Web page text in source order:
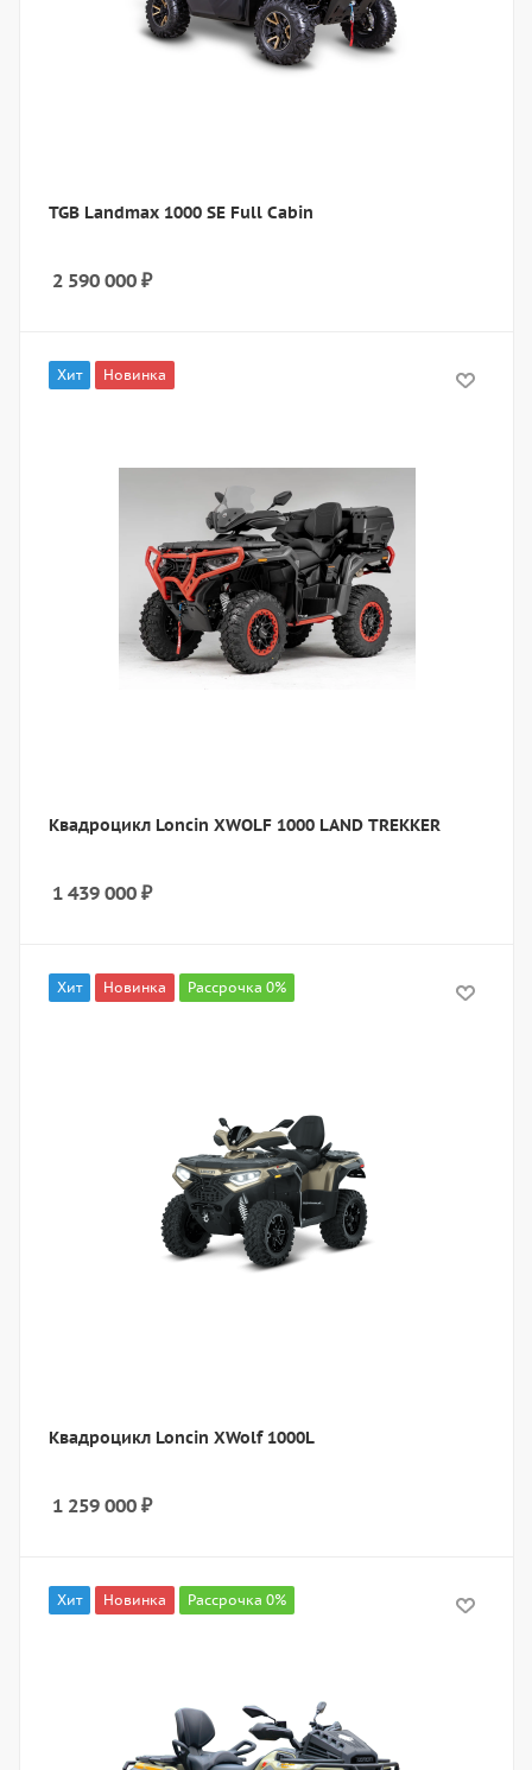
TGB Landmax 1000 SE Full Cabin
2 590 000 ₽
Хит Новинка
Квадроцикл Loncin XWOLF 1000 LAND TREKKER
1 439 000 ₽
Хит Новинка Рассрочка 0%
Квадроцикл Loncin XWolf 1000L
1 259 000 ₽
Хит Новинка Рассрочка 0%